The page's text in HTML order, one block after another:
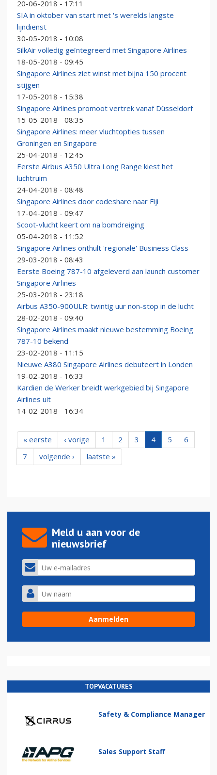
20-06-2018 - 17:11
SIA in oktober van start met 's werelds langste
lijndienst
30-05-2018 - 10:08
SilkAir volledig geïntegreerd met Singapore Airlines
18-05-2018 - 09:45
Singapore Airlines ziet winst met bijna 150 procent
stijgen
17-05-2018 - 15:38
Singapore Airlines promoot vertrek vanaf Düsseldorf
15-05-2018 - 08:35
Singapore Airlines: meer vluchtopties tussen
Groningen en Singapore
25-04-2018 - 12:45
Eerste Airbus A350 Ultra Long Range kiest het
luchtruim
24-04-2018 - 08:48
Singapore Airlines door codeshare naar Fiji
17-04-2018 - 09:47
Scoot-vlucht keert om na bomdreiging
05-04-2018 - 11:52
Singapore Airlines onthult 'regionale' Business Class
29-03-2018 - 08:43
Eerste Boeing 787-10 afgeleverd aan launch customer
Singapore Airlines
25-03-2018 - 23:18
Airbus A350-900ULR: twintig uur non-stop in de lucht
28-02-2018 - 09:40
Singapore Airlines maakt nieuwe bestemming Boeing
787-10 bekend
23-02-2018 - 11:15
Nieuwe A380 Singapore Airlines debuteert in Londen
19-02-2018 - 16:33
Kardien de Werker breidt werkgebied bij Singapore
Airlines uit
14-02-2018 - 16:34
« eerste ‹ vorige 1 2 3 4 5
6
7
volgende › laatste »
Meld u aan voor de
nieuwsbrief
TOPVACATURES
Safety & Compliance Manager
Sales Support Staff